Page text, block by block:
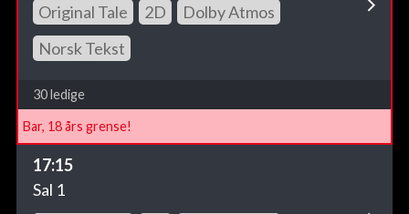
Original Tale
2D
Dolby Atmos
Norsk Tekst
30 ledige
Bar, 18 års grense!
17:15
Sal 1